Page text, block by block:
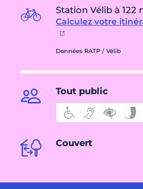
Station Vélib à 122
Calculez votre
Données RATP / Vélib
Tout public
Couvert